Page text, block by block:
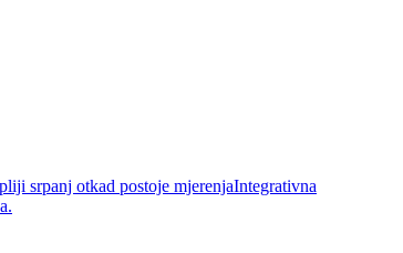
srpanj otkad postoje mjerenjaIntegrativna